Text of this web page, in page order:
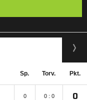
Sp. Torv. Pkt.
0 0 : 0 0